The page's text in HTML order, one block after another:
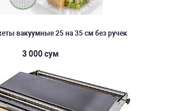
вакуумные 25 на 35 см без ручек
3 000 сум